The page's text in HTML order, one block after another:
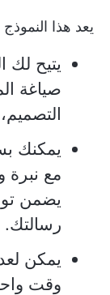
يعد هذا النموذج
يتيح لك
صياغة
يمكنك
مع نبرة
يضمن
رسالتك.
يمكن
وقت